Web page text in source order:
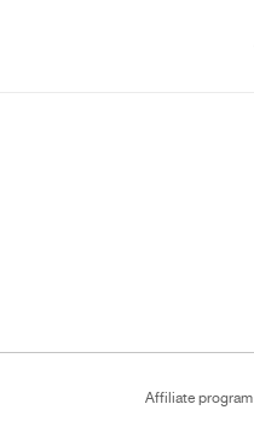
Affiliate program